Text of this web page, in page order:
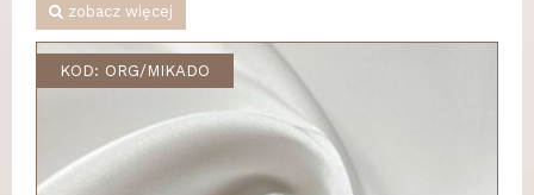
zobacz więcej
KOD: ORG/MIKADO